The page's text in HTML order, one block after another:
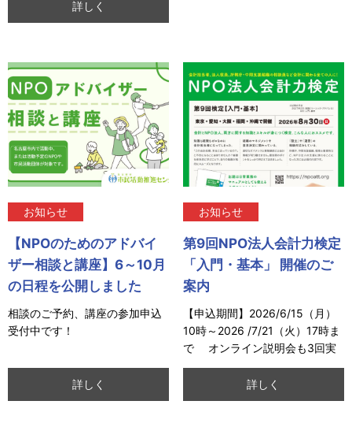
詳しく
お知らせ
【NPOのためのアドバイ
ザー相談と講座】6～10月
の日程を公開しました
相談のご予約、講座の参加申込
受付中です！
詳しく
お知らせ
第9回NPO法人会計力検定
「入門・基本」 開催のご
案内
【申込期間】2026/6/15（月）
10時～2026 /7/21（火）17時ま
で オンライン説明会も3回実
施予定！
詳しく